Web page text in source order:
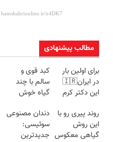
مطالب پیشنهادی
برای اولین بار
در ایران🇮🇷
این دکتر کرم
روزه ساخت!
کبد قوی و
سالم با چند
گیاه خوش
روند پیری رو با
این روش
گیاهی معکوس
دندان مصنوعی
سوئیسی:
جدیدترین